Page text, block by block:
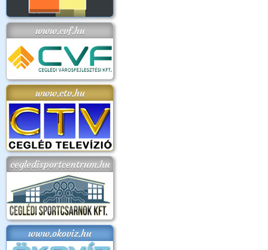
www.cvf.hu
www.ctv.hu
cegledisportcentrum.hu
www.okoviz.hu